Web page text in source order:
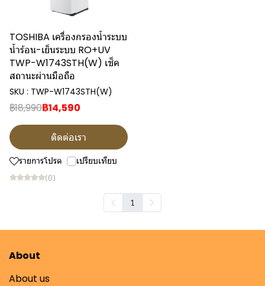
TOSHIBA เครื่องกรองน้ำระบบ
น้ำร้อน-เย็นระบบ RO+UV
TWP-W1743STH(W) เช็ค
สถานะผ่านมือถือ
SKU : TWP-W1743STH(W)
฿18,990฿14,590
ติดต่อเรา
รายการโปรด เปรียบเทียบ
(0)
1
About
About us